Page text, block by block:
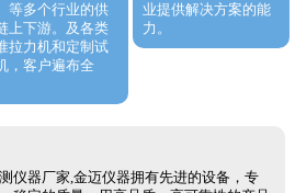
等多个行业的供
上下游。及各类
拉力机和定制试
，客户遍布全
业提供解决方案的能
力。
仪器厂家,金迈仪器拥有先进的设备，专